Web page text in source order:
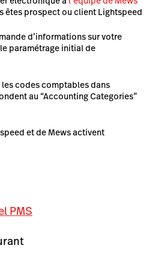
êtes prospect ou client Lightspeed
d’informations sur votre
paramétrage initial de
les codes comptables dans
au “Accounting Categories”
et de Mews activent
PMS